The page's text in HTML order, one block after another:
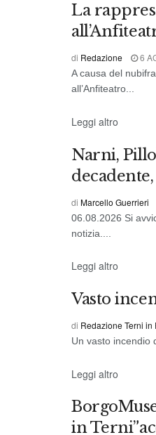
La
di Redazione 6
A causa del
all’Anfiteatro...
Leggi altro
CRONACA DI
Narni,
di Marcello Guerrieri
06.08.2026 Si
notizia....
Leggi altro
CRONACA
Vasto
di Redazione Terni in
Un vasto incendio
Leggi altro
CRONACA
in